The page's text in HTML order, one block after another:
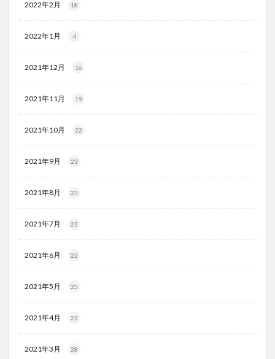
2022年2月 18
2022年1月 4
2021年12月 16
2021年11月 19
2021年10月 22
2021年9月 23
2021年8月 23
2021年7月 22
2021年6月 22
2021年5月 23
2021年4月 23
2021年3月 28